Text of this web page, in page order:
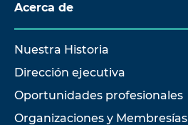
Acerca de
Nuestra Historia
Dirección ejecutiva
Oportunidades profesionales
Organizaciones y Membresías